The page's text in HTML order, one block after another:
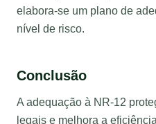
elabora-se um plano de
nível de risco.
Conclusão
A adequação à NR-12
legais e melhora a